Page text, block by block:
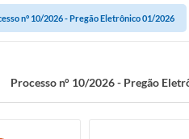
n° 10/2026 - Pregão Eletrônico 01/2026
Processo n° 10/2026 - Pregão